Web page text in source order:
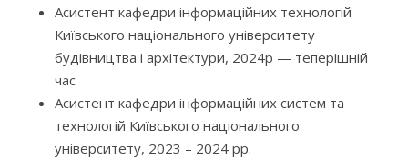
Асистент кафедри інформаційних технологій
Київського національного університету
будівництва і архітектури, 2024р — теперішній
час
Асистент кафедри інформаційних систем та
технологій Київського національного
університету, 2023 – 2024 рр.